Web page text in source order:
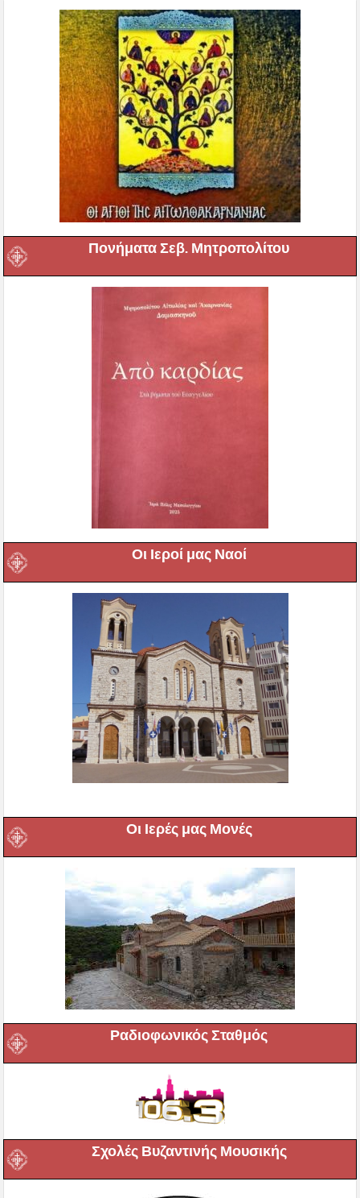
Πονήματα Σεβ. Μητροπολίτου
Οι Ιεροί μας Ναοί
Οι Ιερές μας Μονές
Ραδιοφωνικός Σταθμός
Σχολές Βυζαντινής Μουσικής